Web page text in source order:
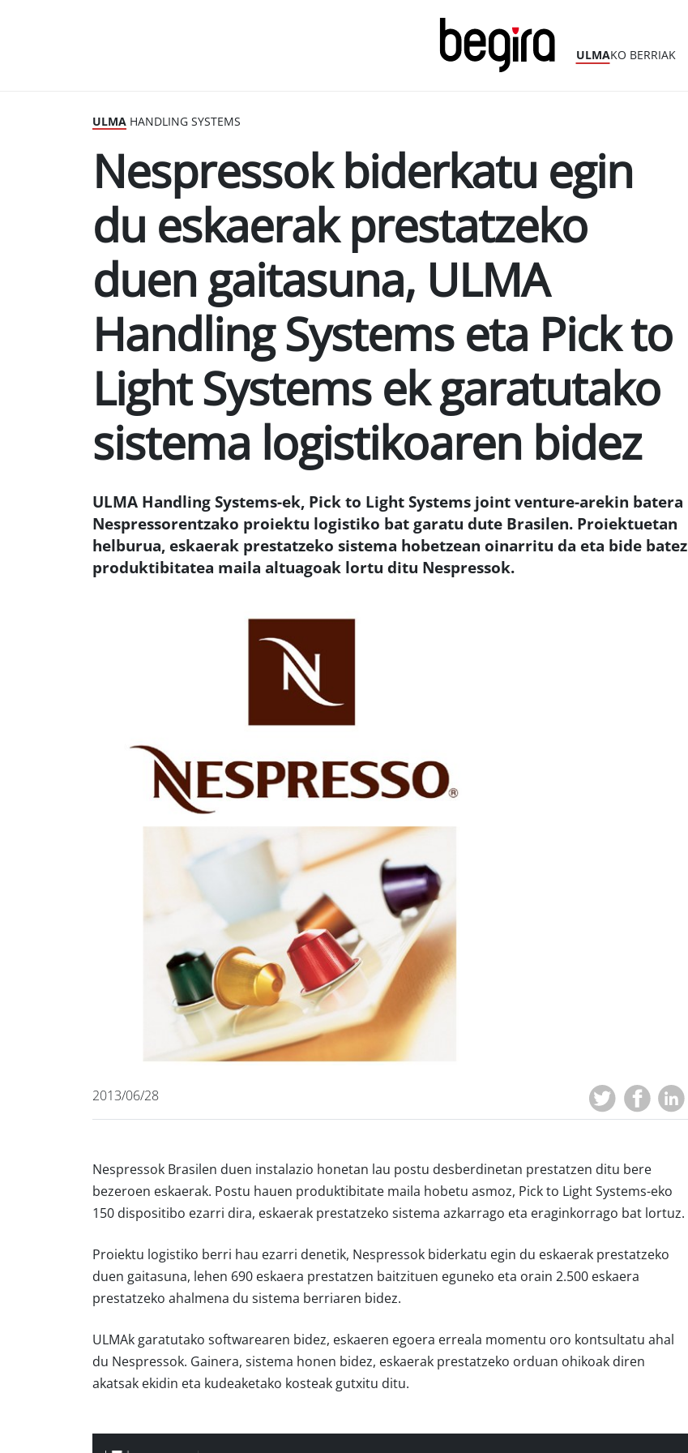
ULMAKO BERRIAK
ULMA HANDLING SYSTEMS
Nespressok biderkatu egin
du eskaerak prestatzeko
duen gaitasuna, ULMA
Handling Systems eta Pick to
Light Systems ek garatutako
sistema logistikoaren bidez
ULMA Handling Systems-ek, Pick to Light Systems joint venture-arekin batera
Nespressorentzako proiektu logistiko bat garatu dute Brasilen. Proiektuetan
helburua, eskaerak prestatzeko sistema hobetzean oinarritu da eta bide batez
produktibitatea maila altuagoak lortu ditu Nespressok.
2013/06/28
Nespressok Brasilen duen instalazio honetan lau postu desberdinetan prestatzen ditu bere
bezeroen eskaerak. Postu hauen produktibitate maila hobetu asmoz, Pick to Light Systems-eko
150 dispositibo ezarri dira, eskaerak prestatzeko sistema azkarrago eta eraginkorrago bat lortuz.
Proiektu logistiko berri hau ezarri denetik, Nespressok biderkatu egin du eskaerak prestatzeko
duen gaitasuna, lehen 690 eskaera prestatzen baitzituen eguneko eta orain 2.500 eskaera
prestatzeko ahalmena du sistema berriaren bidez.
ULMAk garatutako softwarearen bidez, eskaeren egoera erreala momentu oro kontsultatu ahal
du Nespressok. Gainera, sistema honen bidez, eskaerak prestatzeko orduan ohikoak diren
akatsak ekidin eta kudeaketako kosteak gutxitu ditu.